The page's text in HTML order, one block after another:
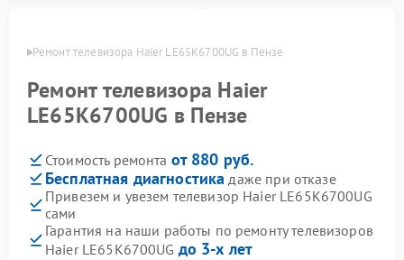
Ремонт телевизора Haier LE65K6700UG в Пензе
Ремонт телевизора Haier
LE65K6700UG в Пензе
Стоимость ремонта от 880 руб.
Бесплатная диагностика даже при отказе
Привезем и увезем телевизор Haier LE65K6700UG
сами
Гарантия на наши работы по ремонту телевизоров
Haier LE65K6700UG до 3-х лет